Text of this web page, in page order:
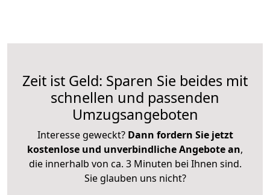
Zeit ist Geld: Sparen Sie beides mit
schnellen und passenden
Umzugsangeboten
Interesse geweckt? Dann fordern Sie jetzt
kostenlose und unverbindliche Angebote an,
die innerhalb von ca. 3 Minuten bei Ihnen sind.
Sie glauben uns nicht?